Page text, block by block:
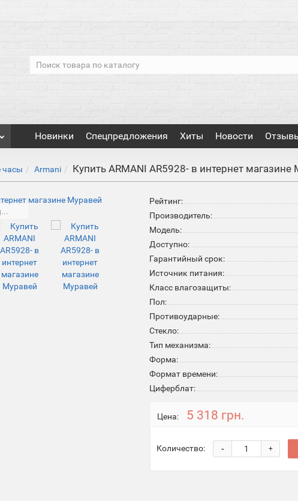
Новинки Спецпредложения Хиты Новости
часы Armani Купить ARMANI AR5928- в интернет магазине
Рейтинг:
Производитель:
Модель:
Доступно:
Гарантийный срок:
Источник питания:
Класс влагозащиты:
Пол:
Противоударные:
Стекло:
Тип механизма:
Форма:
Формат времени:
Циферблат:
Цена: 5 318 грн.
Количество: +
-